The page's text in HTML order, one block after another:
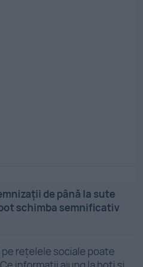
de până la sute
schimba semnificativ
rețelele sociale poate